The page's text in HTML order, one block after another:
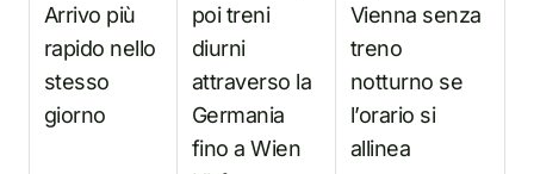
Arrivo più
rapido nello
stesso
giorno
poi treni
diurni
attraverso la
Germania
fino a Wien
Vienna senza
treno
notturno se
l’orario si
allinea